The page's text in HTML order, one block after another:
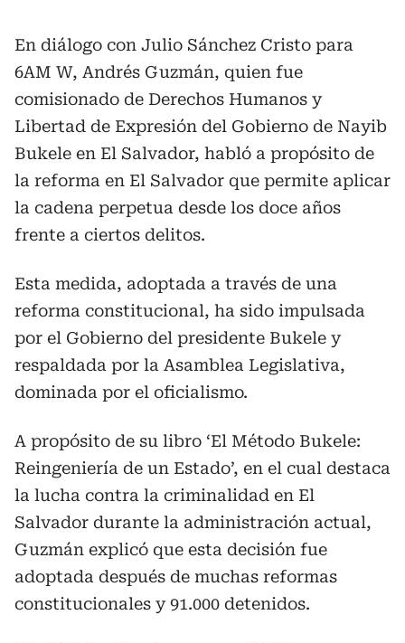
En diálogo con Julio Sánchez Cristo para
6AM W, Andrés Guzmán, quien fue
comisionado de Derechos Humanos y
Libertad de Expresión del Gobierno de Nayib
Bukele en El Salvador, habló a propósito de
la reforma en El Salvador que permite aplicar
la cadena perpetua desde los doce años
frente a ciertos delitos.
Esta medida, adoptada a través de una
reforma constitucional, ha sido impulsada
por el Gobierno del presidente Bukele y
respaldada por la Asamblea Legislativa,
dominada por el oficialismo.
A propósito de su libro ‘El Método Bukele:
Reingeniería de un Estado’, en el cual destaca
la lucha contra la criminalidad en El
Salvador durante la administración actual,
Guzmán explicó que esta decisión fue
adoptada después de muchas reformas
constitucionales y 91.000 detenidos.